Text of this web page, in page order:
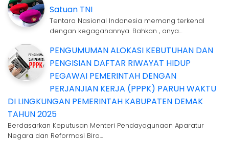
Satuan TNI
Tentara Nasional Indonesia memang terkenal
dengan kegagahannya. Bahkan , anya…
PENGUMUMAN ALOKASI KEBUTUHAN DAN
PENGISIAN DAFTAR RIWAYAT HIDUP
PEGAWAI PEMERINTAH DENGAN
PERJANJIAN KERJA (PPPK) PARUH WAKTU
DI LINGKUNGAN PEMERINTAH KABUPATEN DEMAK
TAHUN 2025
Berdasarkan Keputusan Menteri Pendayagunaan Aparatur
Negara dan Reformasi Biro…